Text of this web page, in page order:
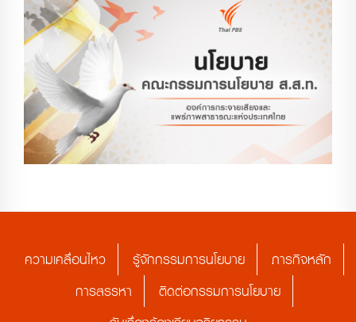
ความเคลื่อนไหว รู้จักกรรมการนโยบาย
ภารกิจหลัก
การสรรหา
ติดต่อกรรมการนโยบาย